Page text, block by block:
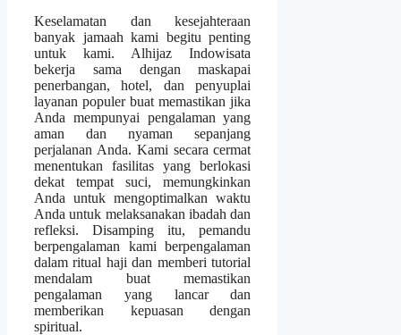
Keselamatan dan kesejahteraan
banyak jamaah kami begitu penting
untuk kami. Alhijaz Indowisata
bekerja sama dengan maskapai
penerbangan, hotel, dan penyuplai
layanan populer buat memastikan jika
Anda mempunyai pengalaman yang
aman dan nyaman sepanjang
perjalanan Anda. Kami secara cermat
menentukan fasilitas yang berlokasi
dekat tempat suci, memungkinkan
Anda untuk mengoptimalkan waktu
Anda untuk melaksanakan ibadah dan
refleksi. Disamping itu, pemandu
berpengalaman kami berpengalaman
dalam ritual haji dan memberi tutorial
mendalam buat memastikan
pengalaman yang lancar dan
memberikan kepuasan dengan
spiritual.